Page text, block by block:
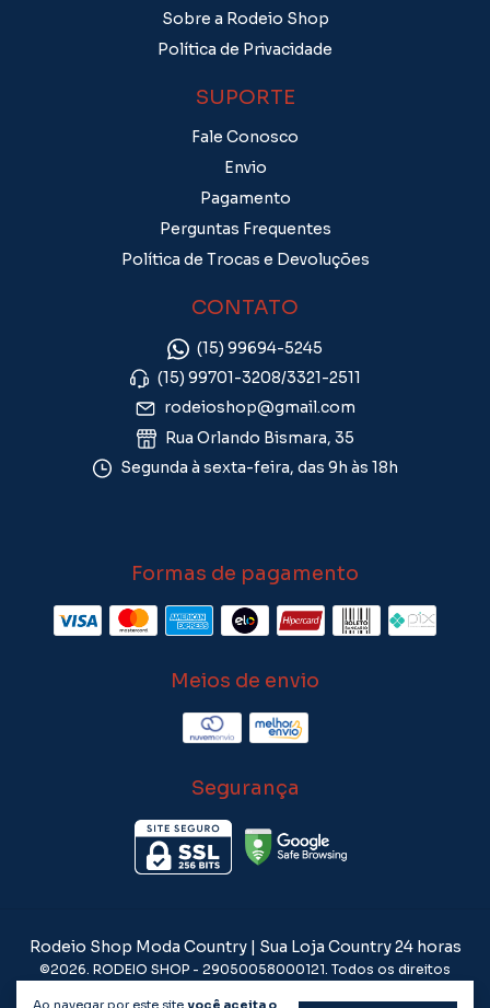
Ao navegar por este site você aceita o
Sobre a Rodeio Shop
Política de Privacidade
SUPORTE
Fale Conosco
Envio
Pagamento
Perguntas Frequentes
Política de Trocas e Devoluções
CONTATO
(15) 99694-5245
(15) 99701-3208/3321-2511
rodeioshop@gmail.com
Rua Orlando Bismara, 35
Segunda à sexta-feira, das 9h às 18h
Formas de pagamento
Meios de envio
Segurança
Rodeio Shop Moda Country | Sua Loja Country 24 horas
©2026. RODEIO SHOP - 29050058000121. Todos os direitos
reservados.